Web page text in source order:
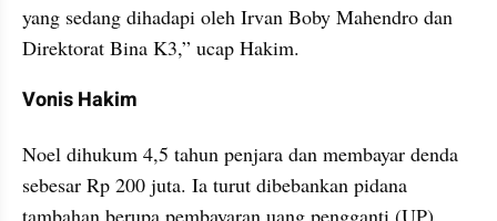
yang sedang dihadapi oleh Irvan Boby Mahendro dan
Direktorat Bina K3,” ucap Hakim.
Vonis Hakim
Noel dihukum 4,5 tahun penjara dan membayar denda
sebesar Rp 200 juta. Ia turut dibebankan pidana
tambahan berupa pembayaran uang pengganti (UP)